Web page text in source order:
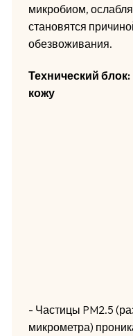
микробиом,
становятся
обезвоживания.
Технический блок:
кожу
- Частицы PM2.5
микрометра)